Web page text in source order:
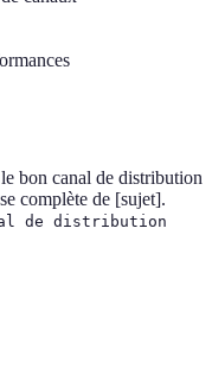
bon canal de distribution
complète de [sujet].
de distribution